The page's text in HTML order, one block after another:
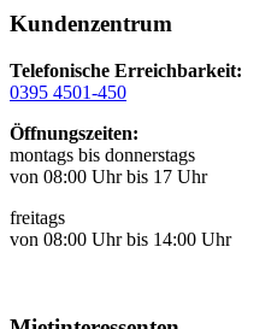
Kundenzentrum
Telefonische Erreichbarkeit:
0395 4501-450
Öffnungszeiten:
montags bis donnerstags
von 08:00 Uhr bis 17 Uhr
freitags
von 08:00 Uhr bis 14:00 Uhr